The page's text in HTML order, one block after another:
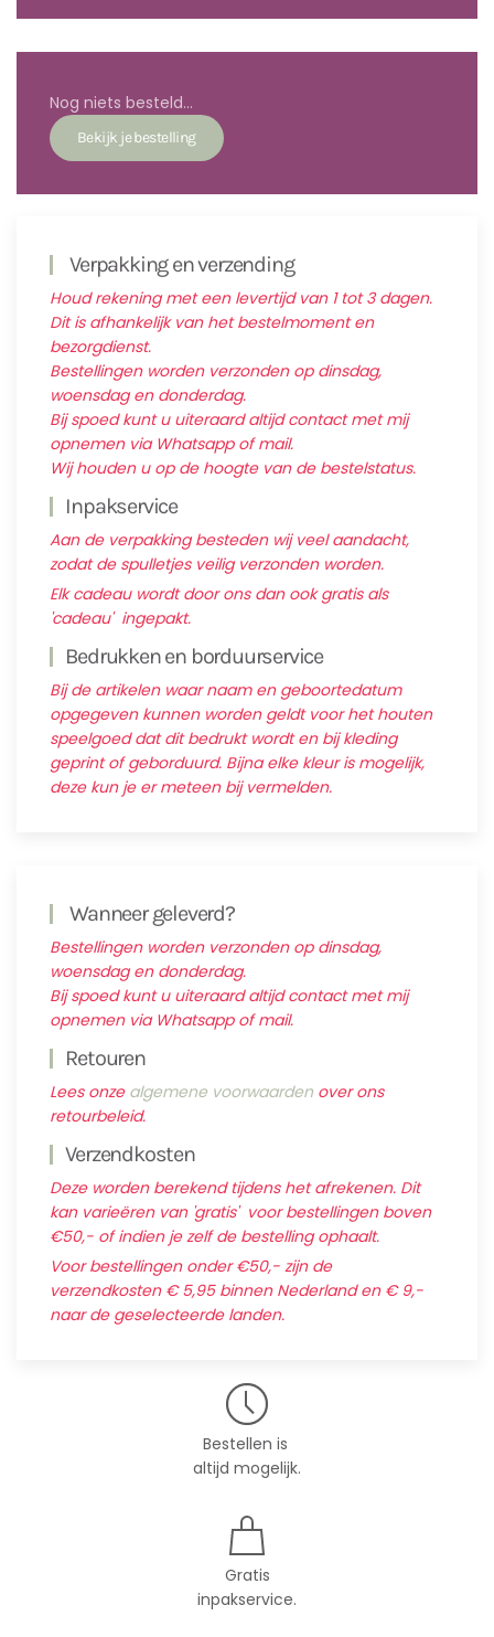
Nog niets besteld...
Verpakking en verzending
Houd rekening met een levertijd van 1 tot 3 dagen.
Dit is afhankelijk van het bestelmoment en
bezorgdienst.
Bestellingen worden verzonden op dinsdag,
woensdag en donderdag.
Bij spoed kunt u uiteraard altijd contact met mij
opnemen via Whatsapp of mail.
Wij houden u op de hoogte van de bestelstatus.
Inpakservice
Aan de verpakking besteden wij veel aandacht,
zodat de spulletjes veilig verzonden worden.
Elk cadeau wordt door ons dan ook gratis als
'cadeau' ingepakt.
Bedrukken en borduurservice
Bij de artikelen waar naam en geboortedatum
opgegeven kunnen worden geldt voor het houten
speelgoed dat dit bedrukt wordt en bij kleding
geprint of geborduurd. Bijna elke kleur is mogelijk,
deze kun je er meteen bij vermelden.
Wanneer geleverd?
Bestellingen worden verzonden op dinsdag,
woensdag en donderdag.
Bij spoed kunt u uiteraard altijd contact met mij
opnemen via Whatsapp of mail.
Retouren
Lees onze algemene voorwaarden over ons
retourbeleid.
Verzendkosten
Deze worden berekend tijdens het afrekenen. Dit
kan varieëren van 'gratis' voor bestellingen boven
€50,- of indien je zelf de bestelling ophaalt.
Voor bestellingen onder €50,- zijn de
verzendkosten € 5,95 binnen Nederland en € 9,-
naar de geselecteerde landen.
Bestellen is
altijd mogelijk.
Gratis
inpakservice.